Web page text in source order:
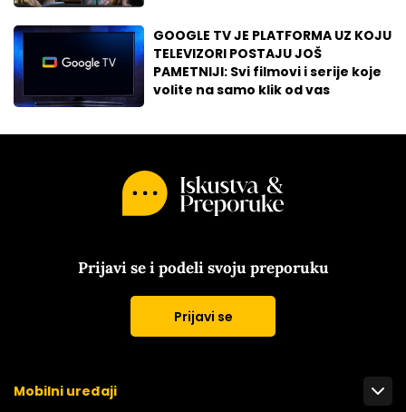
GOOGLE TV JE PLATFORMA UZ KOJU
TELEVIZORI POSTAJU JOŠ
PAMETNIJI: Svi filmovi i serije koje
volite na samo klik od vas
Prijavi se i podeli svoju preporuku
Prijavi se
Mobilni uređaji